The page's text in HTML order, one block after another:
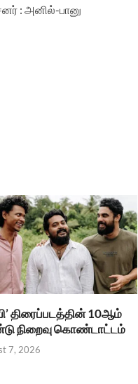
: அனில்-பானு
திரைப்படத்தின் 10ஆம்
நிறைவு கொண்டாட்டம்
7, 2026